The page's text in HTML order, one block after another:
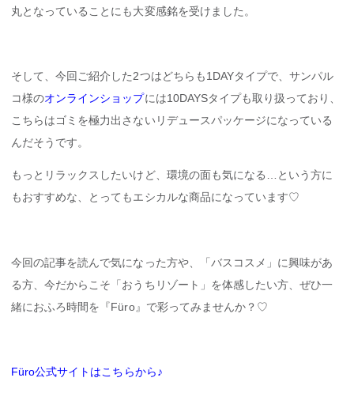
丸となっていることにも大変感銘を受けました。
そして、今回ご紹介した2つはどちらも1DAYタイプで、サンパル
コ様のオンラインショップには10DAYSタイプも取り扱っており、
こちらはゴミを極力出さないリデュースパッケージになっている
んだそうです。
もっとリラックスしたいけど、環境の面も気になる…という方に
もおすすめな、とってもエシカルな商品になっています♡
今回の記事を読んで気になった方や、「バスコスメ」に興味があ
る方、今だからこそ「おうちリゾート」を体感したい方、ぜひ一
緒におふろ時間を『Füro』で彩ってみませんか？♡
Füro公式サイトはこちらから♪